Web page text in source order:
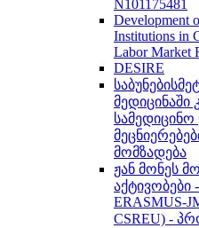
N101175481
Development
Institutions in
Labor Market
DESIRE
მედიცინაში
მომზადება
ჟან მონეს
აქტივობები
ERASMUS-
CSREU) -